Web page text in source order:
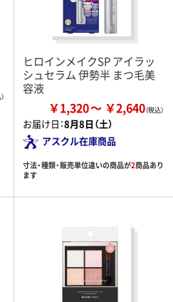
ヒロインメイクSP アイラッ
シュセラム 伊勢半 まつ毛美
容液
￥1,320 ￥2,640
お届け日：8月8日（土）
アスクル在庫商品
寸法・種類・販売単位違いの商品が2商品あり
ます